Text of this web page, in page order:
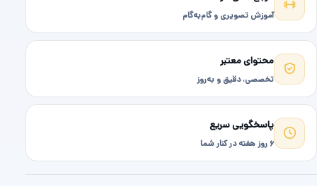
آموزش تصویری و گام‌به‌گام
محتوای معتبر
تخصصی، دقیق و به‌روز
پاسخگویی سریع
۶ روز هفته در کنار شما